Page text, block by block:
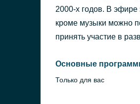
2000-х годов. В
кроме музыки можно
принять участие в
Основные
Только для вас